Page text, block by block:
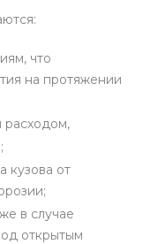
что
на протяжении
расходом,
кузова от
в случае
открытым